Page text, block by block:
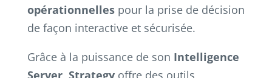
opérationnellespour la prise de décision
de façon interactive et sécurisée.
Grâce à la puissance de son Intelligence